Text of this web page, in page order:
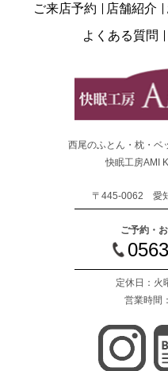
ご来店予約 店舗紹介
よくある質問
西尾のふとん・枕・ベ
快眠工房AMI
〒445-0062 愛
ご予約・
定休日：火
営業時間